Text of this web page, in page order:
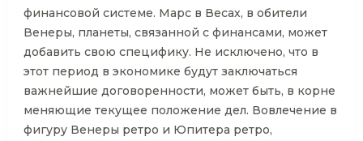
финансовой системе. Марс в Весах, в обители
Венеры, планеты, связанной с финансами, может
добавить свою специфику. Не исключено, что в
этот период в экономике будут заключаться
важнейшие договоренности, может быть, в корне
меняющие текущее положение дел. Вовлечение в
фигуру Венеры ретро и Юпитера ретро,